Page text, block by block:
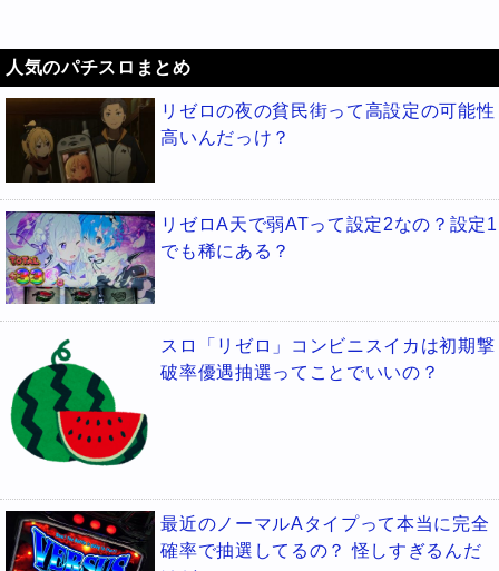
人気のパチスロまとめ
リゼロの夜の貧民街って高設定の可能性
高いんだっけ？
リゼロA天で弱ATって設定2なの？設定1
でも稀にある？
スロ「リゼロ」コンビニスイカは初期撃
破率優遇抽選ってことでいいの？
最近のノーマルAタイプって本当に完全
確率で抽選してるの？ 怪しすぎるんだ